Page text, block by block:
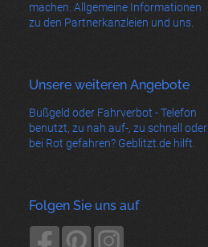
machen. Allgemeine Informationen
zu den Partnerkanzleien und uns.
Unsere weiteren Angebote
Bußgeld oder Fahrverbot - Telefon
benutzt, zu nah auf-, zu schnell oder
bei Rot gefahren? Geblitzt.de hilft.
Folgen Sie uns auf